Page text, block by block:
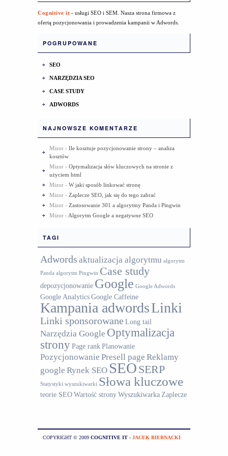
Cognitive it - usługi SEO i SEM. Nasza strona firmowa z
ofertą pozycjonowania i prowadzenia kampanii w Adwords.
POGRUPOWANE
SEO
NARZĘDZIA SEO
CASE STUDY
ADWORDS
NAJNOWSZE KOMENTARZE
Mizor - Ile kosztuje pozycjonowanie strony – analiza
kosztów
Mizor - Optymalizacja słów kluczowych na stronie z
użyciem html
Mizor - W jaki sposób linkować stronę
Mizor - Zaplecze SEO, jak się do tego zabrać
Mizor - Zastosowanie 301 a algorytmy Panda i Pingwin
Mizor - Algorytm Google a negatywne SEO
TAGI
Adwords aktualizacja algorytmu algorytm
Panda algorytm Pingwin Case study
depozycjonowanie Google Google Adwords
Google AnalyticsGoogle Caffeine
Kampania adwordsLinki
Linki sponsorowane Long tail
Narzędzia Google Optymalizacja
stronyPage rankPlanowanie
Pozycjonowanie Presell page Reklamy
google Rynek SEO SEO SERP
Statystyki wyszukiwarki Słowa kluczowe
teorie SEOWartość stronyWyszukiwarka Zaplecze
COPYRIGHT © 2009 COGNITIVE IT - JACEK BIERNACKI